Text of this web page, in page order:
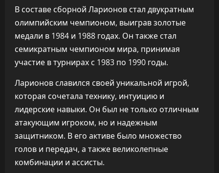
В составе сборной Ларионов стал двукратным
олимпийским чемпионом, выиграв золотые
медали в 1984 и 1988 годах. Он также стал
семикратным чемпионом мира, принимая
участие в турнирах с 1983 по 1990 годы.
Ларионов славился своей уникальной игрой,
которая сочетала технику, интуицию и
лидерские навыки. Он был не только отличным
атакующим игроком, но и надежным
защитником. В его активе было множество
голов и передач, а также великолепные
комбинации и ассисты.